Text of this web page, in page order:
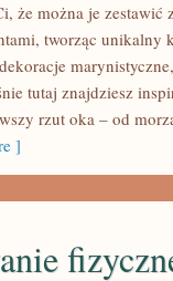
że można je zestawić
tworząc unikalny
tutaj znajdziesz
rzut oka – od
]